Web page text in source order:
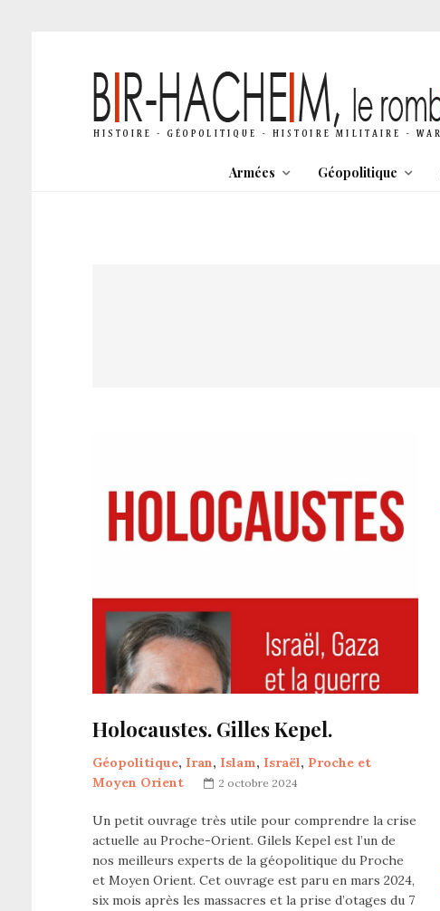
Armées Géopolitique
Holocaustes. Gilles Kepel.
Géopolitique, Iran, Islam, Israël, Proche et
Moyen Orient
2 octobre 2024
Un petit ouvrage très utile pour comprendre la crise
actuelle au Proche-Orient. Gilels Kepel est l’un de
nos meilleurs experts de la géopolitique du Proche
et Moyen Orient. Cet ouvrage est paru en mars 2024,
six mois après les massacres et la prise d’otages du 7